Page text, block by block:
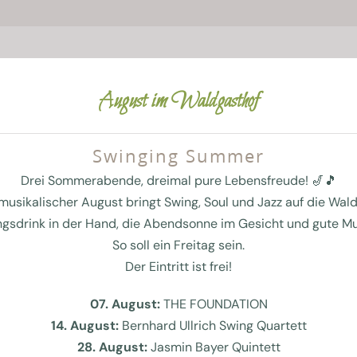
EINE AUSZEIT – IM HOTEL
– das ist unser Hotel München. Bayerische Behaglichkeit
Ihre Geschäftsreise oder planen Ihren Kurzurlaub in
Hier wird Gastfreundschaft großgeschrieben.
großzügiges 3-Zimmer-Apartment stehen für Sie bereit und
legeren Stil oder unseren Landhauszimmern, die durch
entführt Sie in die Welt des Biedermeier und bietet
Herzlich Willkommen in unserem Hotel in München!
August im Waldgasthof
Swinging Summer
Drei Sommerabende, dreimal pure Lebensfreude! 🎷🎵
August bringt Swing, Soul und Jazz auf die
in der Hand, die Abendsonne im Gesicht und gute
So soll ein Freitag sein.
Der Eintritt ist frei!
07. August:THE FOUNDATION
14. August: Bernhard Ullrich Swing Quartett
28. August:Jasmin Bayer Quintett